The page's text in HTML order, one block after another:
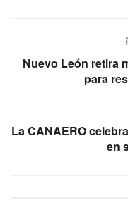
Nuevo León retira
para
La CANAERO
en